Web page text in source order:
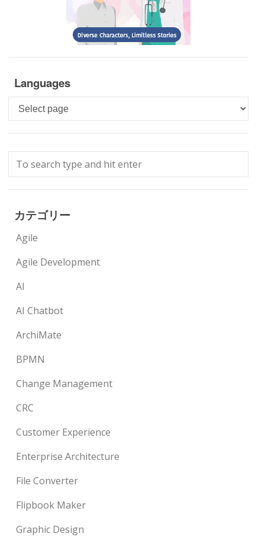
Languages
Languages
カテゴリー
Agile
Agile Development
AI
AI Chatbot
ArchiMate
BPMN
Change Management
CRC
Customer Experience
Enterprise Architecture
File Converter
Flipbook Maker
Graphic Design